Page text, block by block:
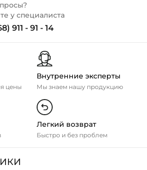
у специалиста
911 - 91 - 14
цены
Внутренние эксперты
Мы знаем нашу продукцию
Легкий возврат
Быстро и без проблем